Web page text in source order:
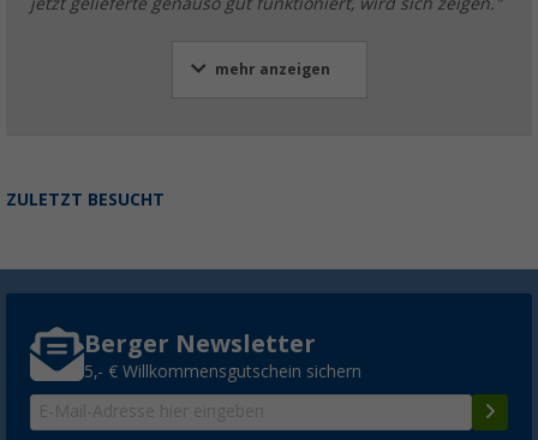
mehr anzeigen
ZULETZT BESUCHT
Berger Newsletter
5,- € Willkommensgutschein sichern